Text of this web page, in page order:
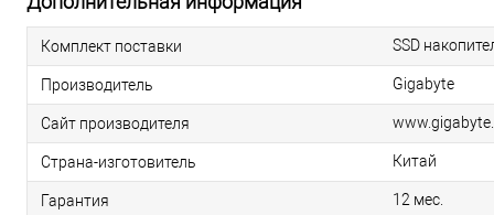
Комплект поставки SSD
Производитель Gigabyte
Сайт производителя
Страна-изготовитель Китай
Гарантия 12 мес.